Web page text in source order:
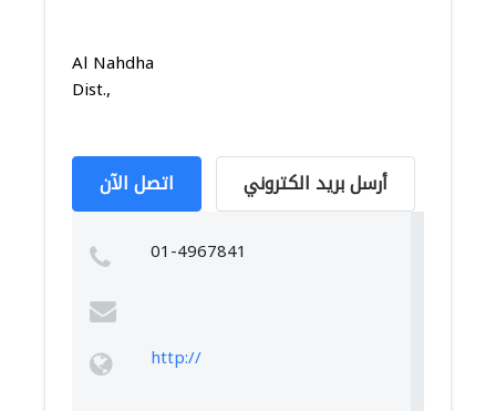
Al Nahdha
Dist.,
اتصل الآن أرسل بريد الكتروني
01-4967841
http://